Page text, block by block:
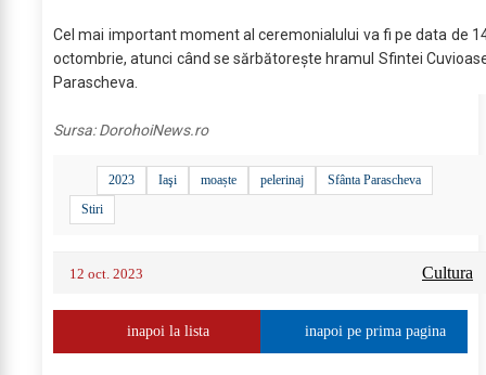
Cel mai important moment al ceremonialului va fi pe data de
octombrie, atunci când se sărbătorește hramul Sfintei
Parascheva.
Sursa:DorohoiNews.ro
2023 Iaşi moaște pelerinaj
Sfânta Parascheva
Stiri
12 oct. 2023 Cultura
inapoi la lista inapoi pe prima pagina